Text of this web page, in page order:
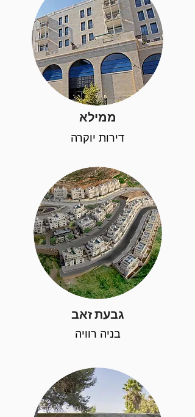
ממילא
דירות יוקרה
גבעת זאב
בניה רוויה